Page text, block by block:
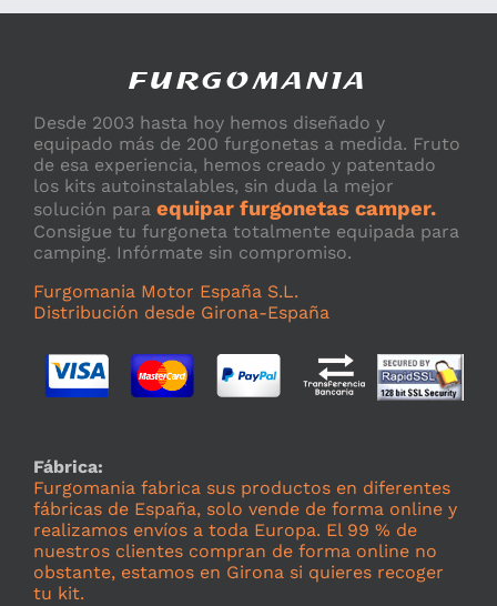
Desde 2003 hasta hoy hemos diseñado y
equipado más de 200 furgonetas a medida. Fruto
de esa experiencia, hemos creado y patentado
los kits autoinstalables, sin duda la mejor
solución para equipar furgonetas camper.
Consigue tu furgoneta totalmente equipada para
camping. Infórmate sin compromiso.
Furgomania Motor España S.L.
Distribución desde Girona-España
Fábrica:
Furgomania fabrica sus productos en diferentes
fábricas de España, solo vende de forma online y
realizamos envíos a toda Europa. El 99 % de
nuestros clientes compran de forma online no
obstante, estamos en Girona si quieres recoger
tu kit.